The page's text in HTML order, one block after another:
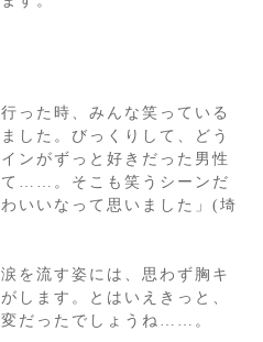
った時、みんな笑っている
した。びっくりして、どう
ンがずっと好きだった男性
て……。そこも笑うシーンだ
いいなって思いました」(埼
を流す姿には、思わず胸キ
します。とはいえきっと、
だったでしょうね……。